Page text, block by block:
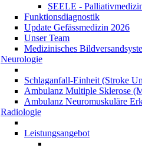
SEELE -
Funktionsdiagnostik
Update Gefässmedizin 2026
Unser Team
Medizinisches
Neurologie
Schlaganfall-Einheit (Stroke
Ambulanz Multiple Sklerose
Ambulanz Neuromuskuläre
Radiologie
Leistungsangebot